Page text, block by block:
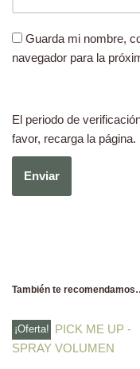
Guarda mi nombre,
navegador para la
El periodo de
favor, recarga la página.
También te
¡Oferta!